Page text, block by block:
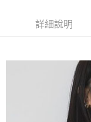
流程，驗證手機門號後
消。如遇「轉專審核」
【繳款方式說明】
1.分期款項不併入電信
2.透過簡訊連結打開帳
【關於「AFTEE先享後
１．簡單：不需註冊會
２．便利：只要手機號
３．安心：先確認商品
【「AFTEE先享後付」
１．於結帳方式選擇「
每筆NT$60，滿
詳細說明